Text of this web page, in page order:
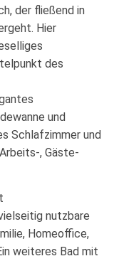
der fließend in
Hier
des
und
Schlafzimmer und
, Gäste-
nutzbare
Homeoffice,
weiteres Bad mit